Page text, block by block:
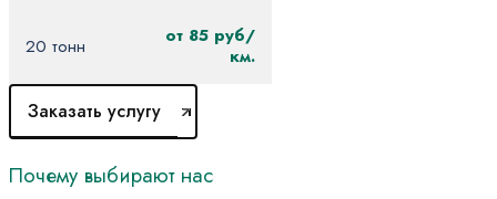
20 тонн
от 85 руб/
км.
Заказать услугу
Почему выбирают нас